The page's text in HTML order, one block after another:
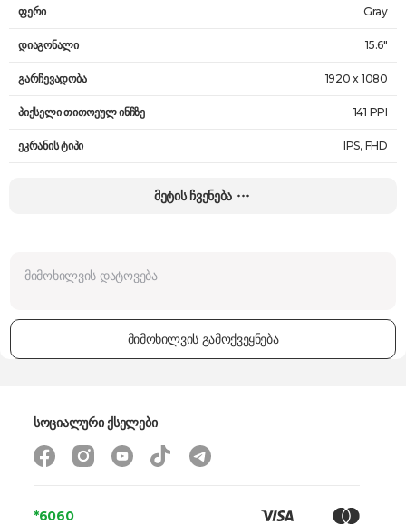
ფერი Gray
დიაგონალი 15.6"
გარჩევადობა 1920 x 1080
პიქსელი თითოეულ ინჩზე 141 PPI
ეკრანის ტიპი IPS, FHD
პროცესორი
ინფორმაცია მიუწვდომელია
ინტეგრირებული გრაფიკული ბარათი
გრაფიკული პროცესორი
RAM მოცულობა 16 GB
მეტის ჩვენება
მიმოხილვის გამოქვეყნება
*6060
სოციალური ქსელები